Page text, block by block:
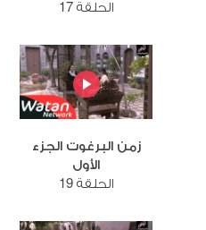
الحلقة 17
زمن البرغوت الجزء
الأول
الحلقة 19